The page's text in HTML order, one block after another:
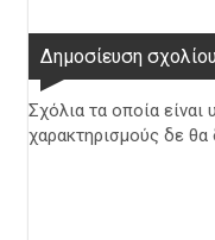
Δημοσίευση σχολίου
Σχόλια τα οποία είναι
χαρακτηρισμούς δε θα